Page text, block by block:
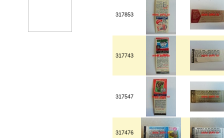
317853
317743
317547
317476